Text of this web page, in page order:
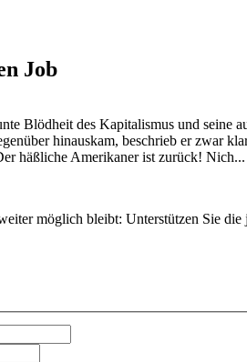
Job
Blödheit des Kapitalismus und
hinauskam, beschrieb er zwar
häßliche Amerikaner ist zurück! Nich...
möglich bleibt: Unterstützen Sie